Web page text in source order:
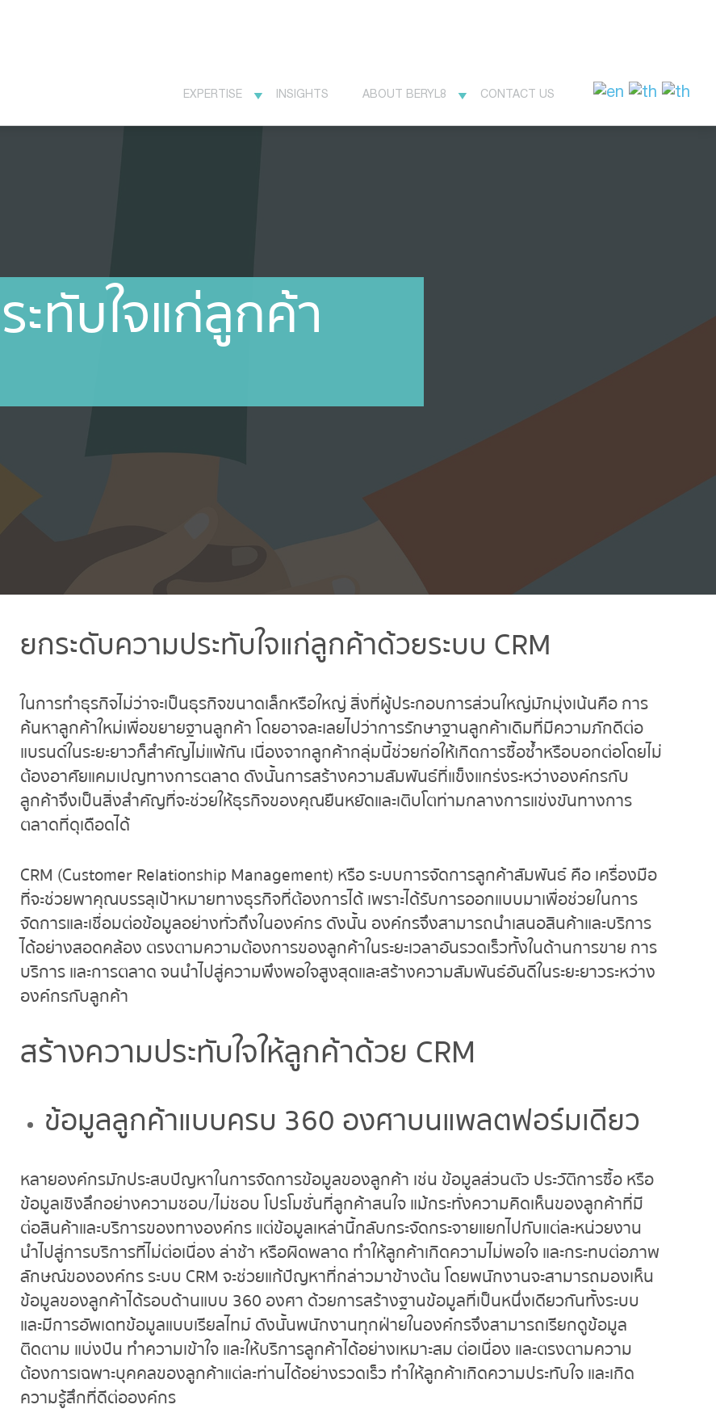
EXPERTISE INSIGHTS ABOUT BERYL8 CONTACT US
ทับใจแก่ลูกค้า
ยกระดับความประทับใจแก่ลูกค้าด้วยระบบ CRM
ในการทำธุรกิจไม่ว่าจะเป็นธุรกิจขนาดเล็กหรือใหญ่ สิ่งที่ผู้ประกอบการส่วนใหญ่มักมุ่งเน้นคือ การ
ค้นหาลูกค้าใหม่เพื่อขยายฐานลูกค้า โดยอาจละเลยไปว่าการรักษาฐานลูกค้าเดิมที่มีความภักดีต่อ
แบรนด์ในระยะยาวก็สำคัญไม่แพ้กัน เนื่องจากลูกค้ากลุ่มนี้ช่วยก่อให้เกิดการซื้อซ้ำหรือบอกต่อโดยไม่
ต้องอาศัยแคมเปญทางการตลาด ดังนั้นการสร้างความสัมพันธ์ที่แข็งแกร่งระหว่างองค์กรกับ
ลูกค้าจึงเป็นสิ่งสำคัญที่จะช่วยให้ธุรกิจของคุณยืนหยัดและเติบโตท่ามกลางการแข่งขันทางการ
ตลาดที่ดุเดือดได้
CRM (Customer Relationship Management) หรือ ระบบการจัดการลูกค้าสัมพันธ์ คือ เครื่องมือ
ที่จะช่วยพาคุณบรรลุเป้าหมายทางธุรกิจที่ต้องการได้ เพราะได้รับการออกแบบมาเพื่อช่วยในการ
จัดการและเชื่อมต่อข้อมูลอย่างทั่วถึงในองค์กร ดังนั้น องค์กรจึงสามารถนำเสนอสินค้าและบริการ
ได้อย่างสอดคล้อง ตรงตามความต้องการของลูกค้าในระยะเวลาอันรวดเร็วทั้งในด้านการขาย การ
บริการ และการตลาด จนนำไปสู่ความพึงพอใจสูงสุดและสร้างความสัมพันธ์อันดีในระยะยาวระหว่าง
องค์กรกับลูกค้า
สร้างความประทับใจให้ลูกค้าด้วย CRM
ข้อมูลลูกค้าแบบครบ 360 องศาบนแพลตฟอร์มเดียว
หลายองค์กรมักประสบปัญหาในการจัดการข้อมูลของลูกค้า เช่น ข้อมูลส่วนตัว ประวัติการซื้อ หรือ
ข้อมูลเชิงลึกอย่างความชอบ/ไม่ชอบ โปรโมชั่นที่ลูกค้าสนใจ แม้กระทั่งความคิดเห็นของลูกค้าที่มี
ต่อสินค้าและบริการของทางองค์กร แต่ข้อมูลเหล่านี้กลับกระจัดกระจายแยกไปกับแต่ละหน่วยงาน
นำไปสู่การบริการที่ไม่ต่อเนื่อง ล่าช้า หรือผิดพลาด ทำให้ลูกค้าเกิดความไม่พอใจ และกระทบต่อภาพ
ลักษณ์ขององค์กร ระบบ CRM จะช่วยแก้ปัญหาที่กล่าวมาข้างต้น โดยพนักงานจะสามารถมองเห็น
ข้อมูลของลูกค้าได้รอบด้านแบบ 360 องศา ด้วยการสร้างฐานข้อมูลที่เป็นหนึ่งเดียวกันทั้งระบบ
และมีการอัพเดทข้อมูลแบบเรียลไทม์ ดังนั้นพนักงานทุกฝ่ายในองค์กรจึงสามารถเรียกดูข้อมูล
ติดตาม แบ่งปัน ทำความเข้าใจ และให้บริการลูกค้าได้อย่างเหมาะสม ต่อเนื่อง และตรงตามความ
ต้องการเฉพาะบุคคลของลูกค้าแต่ละท่านได้อย่างรวดเร็ว ทำให้ลูกค้าเกิดความประทับใจ และเกิด
ความรู้สึกที่ดีต่อองค์กร